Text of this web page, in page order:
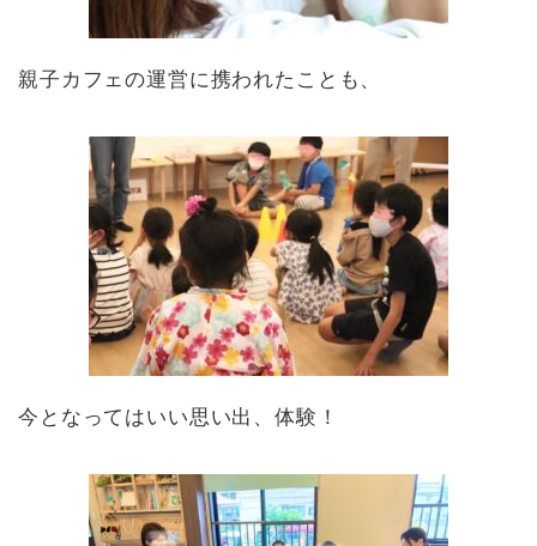
親子カフェの運営に携われたことも、
今となってはいい思い出、体験！